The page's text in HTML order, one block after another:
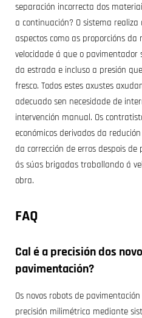
separación incorrecta dos
a continuación? O sistema
aspectos como as proporcións
velocidade á que o pavimentador
da estrada e incluso a presión
fresco. Todos estes axustes
adecuado sen necesidade de
intervención manual. Os
económicos derivados da
da corrección de erros despois
ás súas brigadas traballando á
obra.
FAQ
Cal é a precisión dos
pavimentación?
Os novos robots de
precisión milimétrica mediante